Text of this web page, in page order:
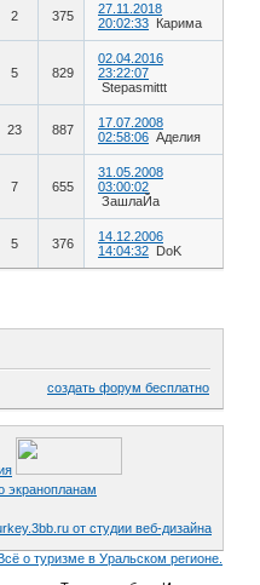
2 375
27.11.2018
20:02:33
Карима
5 829
02.04.2016
23:22:07
Stepasmittt
23 887
17.07.2008
02:58:06 Аделия
7 655
31.05.2008
03:00:02
ЗашлаЙа
5 376
14.12.2006
14:04:32
DoK
создать форум бесплатно